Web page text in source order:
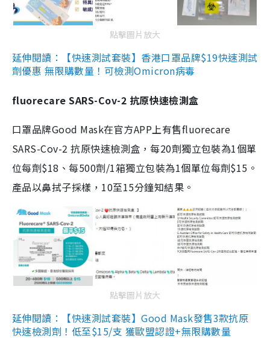
點擊圖片放大
延伸閱讀：【快速測試套裝】香港口罩品牌$19快速測試
劑優惠 無限購數量！可檢測Omicron病毒
fluorecare SARS-Cov-2 抗原快速檢測盒
口罩品牌Good Mask在官方APP上有售fluorecare
SARS-Cov-2 抗原快速檢測盒，每20劑獨立包裝為1個單
位每劑$18、每500劑/1箱獨立包裝為1個單位每劑$15。
產品以鼻拭子採樣，10至15分鐘知結果。
點擊圖片放大
延伸閱讀：【快速測試套裝】Good Mask發售3款抗原
快速檢測劑！低至$15/支 獲歐盟認證+無限購數量